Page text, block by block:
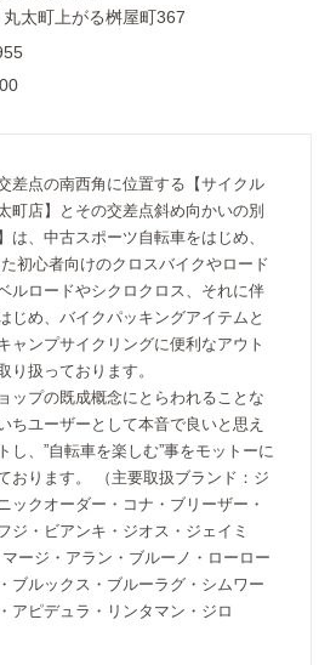
太町上がる桝屋町367
差点の南西角に位置する【サイクル
町店】とその交差点斜め向かいの別
は、中古スポーツ自転車をはじめ、
初心者向けのクロスバイクやロード
ルロードやシクロクロス、それに伴
じめ、バイクパッキングアイテムと
ャンプサイクリングに便利なアウト
り扱っております。
ップの既成概念にとらわれることな
ちユーザーとして本音で良いと思え
し、”自転車を楽しむ”事をモットーに
おります。 （主要取扱ブランド：ジ
ックオーダー・コナ・ブリーザー・
ジ・ビアンキ・ジオス・ジェイミ
ージ・アラン・ブルーノ・ローロー
ブルックス・ブルーラグ・シムワー
アピデュラ・リンタマン・ジロ